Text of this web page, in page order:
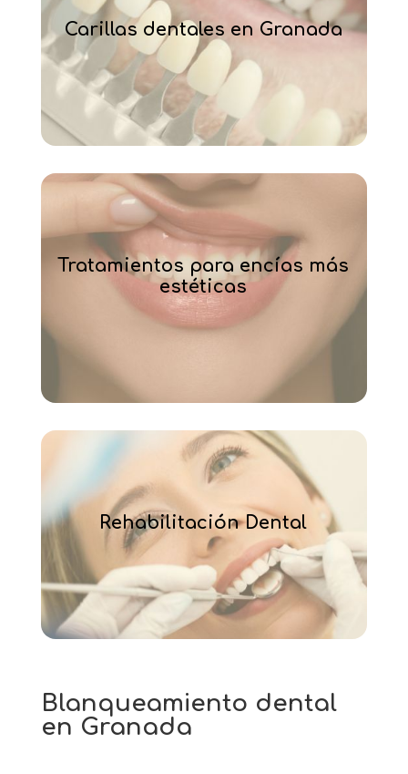
Carillas dentales en Granada
Tratamientos para encías más
estéticas
Rehabilitación Dental
Blanqueamiento dental
en Granada